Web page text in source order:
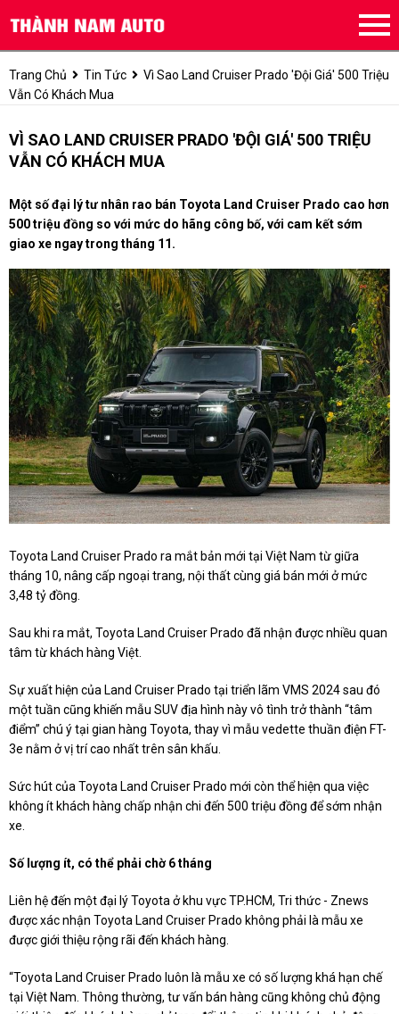
Trang Chủ Tin Tức
Vì Sao Land Cruiser Prado 'đội Giá' 500 Triệu
Vẫn Có Khách Mua
VÌ SAO LAND CRUISER PRADO 'ĐỘI GIÁ' 500 TRIỆU
VẪN CÓ KHÁCH MUA
Một số đại lý tư nhân rao bán Toyota Land Cruiser Prado cao hơn
500 triệu đồng so với mức do hãng công bố, với cam kết sớm
giao xe ngay trong tháng 11.
Toyota Land Cruiser Prado ra mắt bản mới tại Việt Nam từ giữa
tháng 10, nâng cấp ngoại trang, nội thất cùng giá bán mới ở mức
3,48 tỷ đồng.
Sau khi ra mắt, Toyota Land Cruiser Prado đã nhận được nhiều quan
tâm từ khách hàng Việt.
Sự xuất hiện của Land Cruiser Prado tại triển lãm VMS 2024 sau đó
một tuần cũng khiến mẫu SUV địa hình này vô tình trở thành “tâm
điểm” chú ý tại gian hàng Toyota, thay vì mẫu vedette thuần điện FT-
3e nằm ở vị trí cao nhất trên sân khấu.
Sức hút của Toyota Land Cruiser Prado mới còn thể hiện qua việc
không ít khách hàng chấp nhận chi đến 500 triệu đồng để sớm nhận
xe.
Số lượng ít, có thể phải chờ 6 tháng
Liên hệ đến một đại lý Toyota ở khu vực TP.HCM, Tri thức - Znews
được xác nhận Toyota Land Cruiser Prado không phải là mẫu xe
được giới thiệu rộng rãi đến khách hàng.
“Toyota Land Cruiser Prado luôn là mẫu xe có số lượng khá hạn chế
tại Việt Nam. Thông thường, tư vấn bán hàng cũng không chủ động